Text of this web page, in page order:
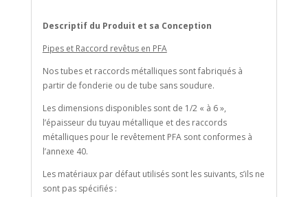
Descriptif du Produit et sa Conception
Pipes et Raccord revêtus en PFA
Nos tubes et raccords métalliques sont fabriqués à
partir de fonderie ou de tube sans soudure.
Les dimensions disponibles sont de 1/2 « à 6 »,
l’épaisseur du tuyau métallique et des raccords
métalliques pour le revêtement PFA sont conformes à
l’annexe 40.
Les matériaux par défaut utilisés sont les suivants, s’ils ne
sont pas spécifiés :